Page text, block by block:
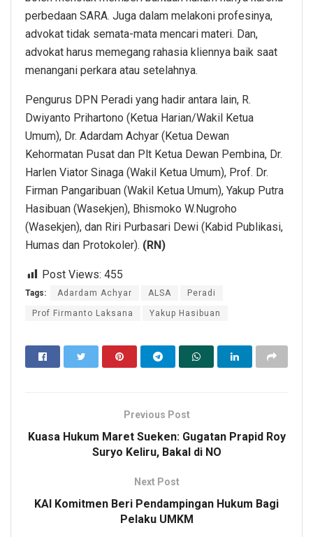
perbedaan SARA. Juga dalam melakoni profesinya,
advokat tidak semata-mata mencari materi. Dan,
advokat harus memegang rahasia kliennya baik saat
menangani perkara atau setelahnya.
Pengurus DPN Peradi yang hadir antara lain, R.
Dwiyanto Prihartono (Ketua Harian/Wakil Ketua
Umum), Dr. Adardam Achyar (Ketua Dewan
Kehormatan Pusat dan Plt Ketua Dewan Pembina, Dr.
Harlen Viator Sinaga (Wakil Ketua Umum), Prof. Dr.
Firman Pangaribuan (Wakil Ketua Umum), Yakup Putra
Hasibuan (Wasekjen), Bhismoko W.Nugroho
(Wasekjen), dan Riri Purbasari Dewi (Kabid Publikasi,
Humas dan Protokoler). (RN)
Post Views: 455
Tags: Adardam Achyar ALSA Peradi
Prof Firmanto Laksana Yakup Hasibuan
Previous Post
Kuasa Hukum Maret Sueken: Gugatan Prapid Roy
Suryo Keliru, Bakal di NO
Next Post
KAI Komitmen Beri Pendampingan Hukum Bagi
Pelaku UMKM